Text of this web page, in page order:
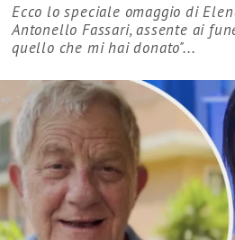
Ecco lo speciale omaggio di
Antonello Fassari, assente ai
quello che mi hai donato"...